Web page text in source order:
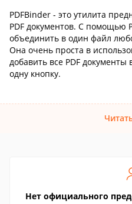
PDFBinder - это утилита
PDF документов. С помощью
объединить в один файл
Она очень проста в
добавить все PDF
одну кнопку.
Нет официального